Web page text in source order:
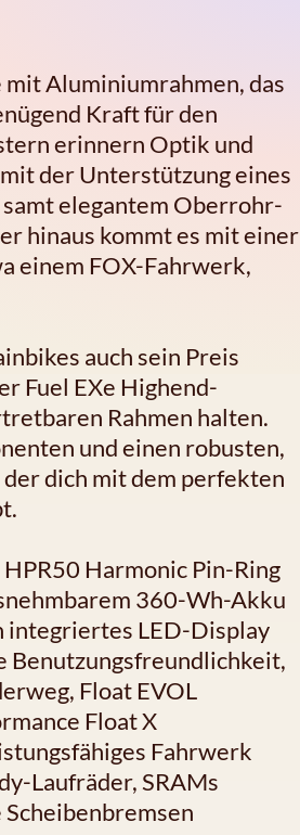
Aluminiumrahmen, das
Kraft für den
erinnern Optik und
der Unterstützung eines
elegantem Oberrohr-
hinaus kommt es mit einer
einem FOX-Fahrwerk,
auch sein Preis
Fuel EXe Highend-
Rahmen halten.
und einen robusten,
dich mit dem perfekten
Harmonic Pin-Ring
360-Wh-Akku
integriertes LED-Display
Benutzungsfreundlichkeit,
Float EVOL
Float X
Fahrwerk
Laufräder, SRAMs